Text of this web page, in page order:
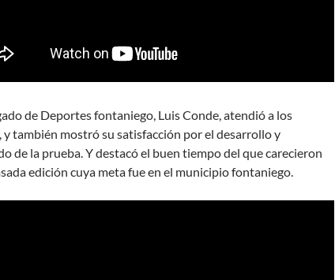
de Deportes fontaniego, Luis Conde, atendió a los
y también mostró su satisfacción por el desarrollo y
de la prueba. Y destacó el buen tiempo del que carecieron
edición cuya meta fue en el municipio fontaniego.